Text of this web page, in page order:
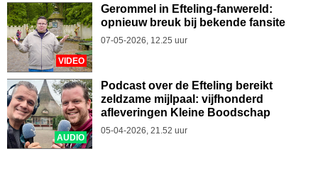
VIDEO
Gerommel in Efteling-fanwereld:
opnieuw breuk bij bekende fansite
07-05-2026, 12.25 uur
AUDIO
Podcast over de Efteling bereikt
zeldzame mijlpaal: vijfhonderd
afleveringen Kleine Boodschap
05-04-2026, 21.52 uur